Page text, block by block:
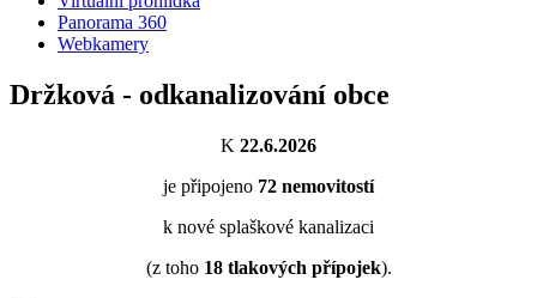
Panorama 360
Webkamery
Držková - odkanalizování obce
K 22.6.2026
je připojeno 72 nemovitostí
k nové splaškové kanalizaci
(z toho 18tlakových přípojek).